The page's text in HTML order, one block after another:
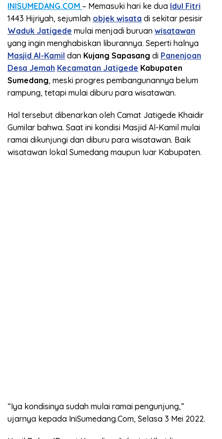
INISUMEDANG.COM – Memasuki hari ke dua Idul Fitri
1443 Hijriyah, sejumlah objek wisata di sekitar pesisir
Waduk Jatigede mulai menjadi buruan wisatawan
yang ingin menghabiskan liburannya. Seperti halnya
Masjid Al-Kamil dan Kujang Sapasang di Panenjoan
Desa Jemah Kecamatan Jatigede Kabupaten
Sumedang, meski progres pembangunannya belum
rampung, tetapi mulai diburu para wisatawan.
Hal tersebut dibenarkan oleh Camat Jatigede Khaidir
Gumilar bahwa. Saat ini kondisi Masjid Al-Kamil mulai
ramai dikunjungi dan diburu para wisatawan. Baik
wisatawan lokal Sumedang maupun luar Kabupaten.
“Iya kondisinya sudah mulai ramai pengunjung,”
ujarnya kepada IniSumedang.Com, Selasa 3 Mei 2022.